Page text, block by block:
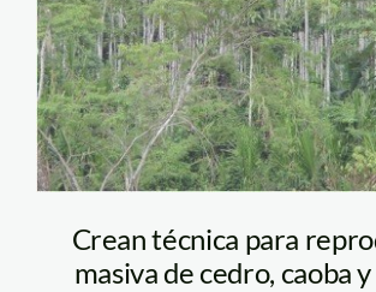
Crean técnica para
masiva de cedro, caoba